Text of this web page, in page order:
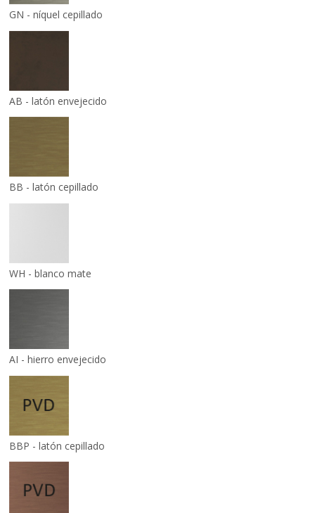
GN - níquel cepillado
AB - latón envejecido
BB - latón cepillado
WH - blanco mate
AI - hierro envejecido
BBP - latón cepillado